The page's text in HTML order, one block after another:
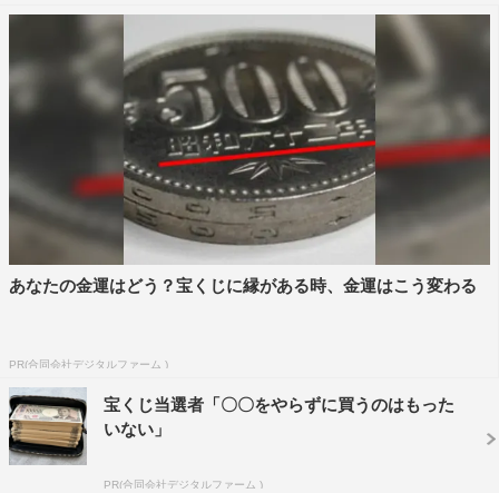
あなたの金運はどう？宝くじに縁がある時、金運はこう変わる
PR(合同会社デジタルファーム )
宝くじ当選者「〇〇をやらずに買うのはもった
いない」
PR(合同会社デジタルファーム )